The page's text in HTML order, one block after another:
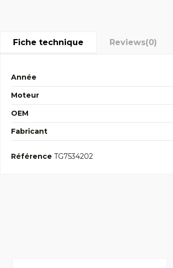
Fiche technique Reviews(0)
Année
Moteur
OEM
Fabricant
Référence TG7534202